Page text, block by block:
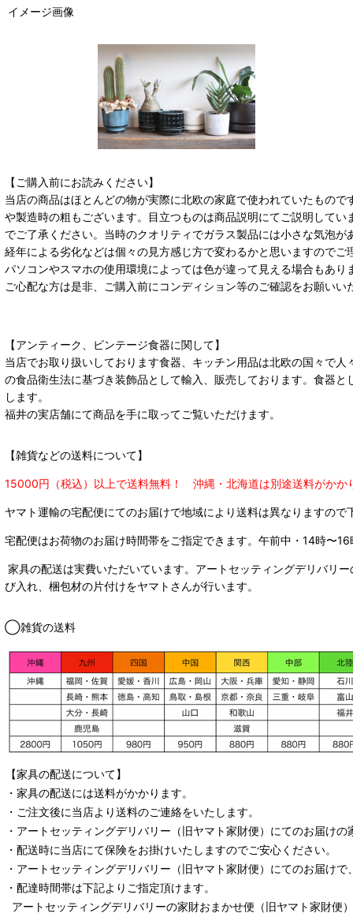
イメージ画像
【ご購入前にお読みください】
当店の商品はほとんどの物が実際に北欧の家庭で使われていたもの
や製造時の粗もございます。目立つものは商品説明にてご説明して
でご了承ください。当時のクオリティでガラス製品には小さな気泡が
経年による劣化などは個々の見方感じ方で変わるかと思いますのでご
パソコンやスマホの使用環境によっては色が違って見える場合もあ
ご心配な方は是非、ご購入前にコンディション等のご確認をお願い
【アンティーク、ビンテージ食器に関して】
当店でお取り扱いしております食器、キッチン用品は北欧の国々で
の食品衛生法に基づき装飾品として輸入、販売しております。食器
します。
福井の実店舗にて商品を手に取ってご覧いただけます。
【雑貨などの送料について】
15000円（税込）以上で送料無料！ 沖縄・北海道は別途送料がかか
ヤマト運輸の宅配便にてのお届けで地域により送料は異なりますので
宅配便はお荷物のお届け時間帯をご指定できます。 午前中・14時〜
家具の配送は実費いただいています。アートセッティングデリバリ
び入れ、梱包材の片付けをヤマトさんが行います。
◯雑貨の送料
【家具の配送について】
・家具の配送には送料がかかります。
・ご注文後に当店より送料のご連絡をいたします。
・ アートセッティングデリバリー （旧ヤマト家財便） にてのお届けの
・配送時に当店にて保険をお掛けいたしますのでご安心ください。
・ アートセッティングデリバリー （旧ヤマト家財便） にてのお届けで
・配達時間帯は下記よりご指定頂けます。
アートセッティングデリバリーの家財おまかせ便 （旧ヤマト家財便